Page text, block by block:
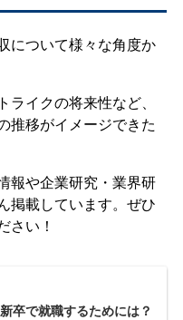
について様々な角度か
イクの将来性など、
推移がイメージできた
報や企業研究・業界研
掲載しています。ぜひ
さい！
卒で就職するためには？